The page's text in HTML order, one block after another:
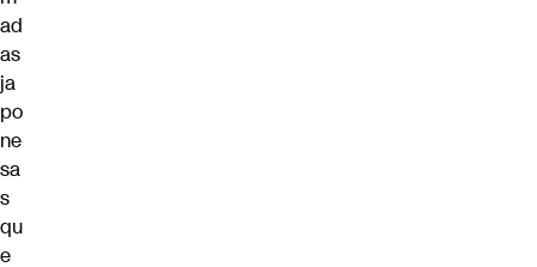
ad
as
ja
po
ne
sa
s
qu
e